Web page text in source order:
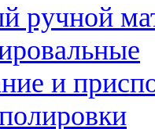
ручной
и